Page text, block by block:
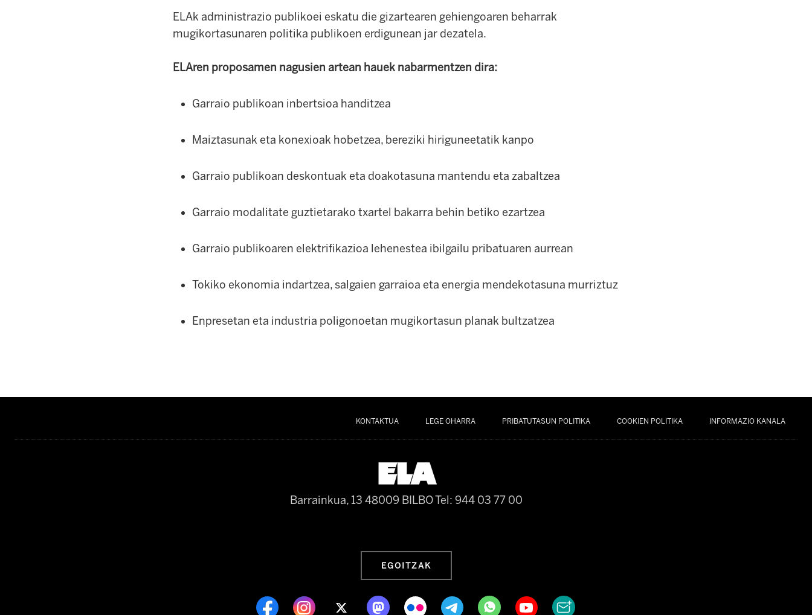
ELAk administrazio publikoei eskatu die gizartearen gehiengoaren beharrak
mugikortasunaren politika publikoen erdigunean jar dezatela.
ELAren proposamen nagusien artean hauek nabarmentzen dira:
Garraio publikoan inbertsioa handitzea
Maiztasunak eta konexioak hobetzea, bereziki hiriguneetatik kanpo
Garraio publikoan deskontuak eta doakotasuna mantendu eta zabaltzea
Garraio modalitate guztietarako txartel bakarra behin betiko ezartzea
Garraio publikoaren elektrifikazioa lehenestea ibilgailu pribatuaren aurrean
Tokiko ekonomia indartzea, salgaien garraioa eta energia mendekotasuna murriztuz
Enpresetan eta industria poligonoetan mugikortasun planak bultzatzea
KONTAKTUA LEGE OHARRA PRIBATUTASUN POLITIKA COOKIEN POLITIKA INFORMAZIO KANALA
Barrainkua, 13 48009 BILBOTel: 944 03 77 00
EGOITZAK